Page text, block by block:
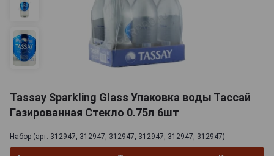
Tassay Sparkling Glass Упаковка воды Тассай
Газированная Стекло 0.75л 6шт
Набор (арт. 312947, 312947, 312947, 312947, 312947, 312947)